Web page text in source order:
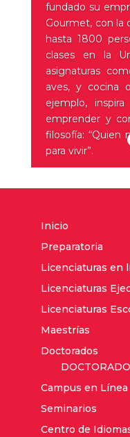
fundado su
Gourmet, con la
hasta 1800
clases en la
asignaturas
aves, y cocina
ejemplo,
emprender y
filosofía: “Quien
para vivir”.
Inicio
Preparatoria
Licenciaturas en
Licenciaturas
Licenciaturas
Maestrías
Doctorados
Campus en Línea
Seminarios
Centro de